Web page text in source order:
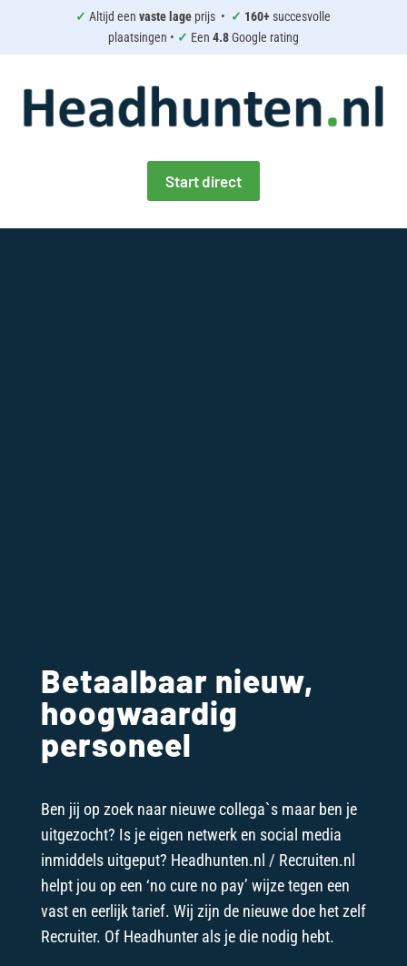
✓ Altijd eenvaste lage prijs • ✓ 160+succesvolle
plaatsingen • ✓ Een 4.8Google rating
Start direct
Betaalbaar nieuw,
hoogwaardig
personeel
Ben jij op zoek naar nieuwe collega`s maar ben je
uitgezocht? Is je eigen netwerk en social media
inmiddels uitgeput? Headhunten.nl / Recruiten.nl
helpt jou op een ‘no cure no pay’ wijze tegen een
vast en eerlijk tarief. Wij zijn de nieuwe doe het zelf
Recruiter. Of Headhunter als je die nodig hebt.